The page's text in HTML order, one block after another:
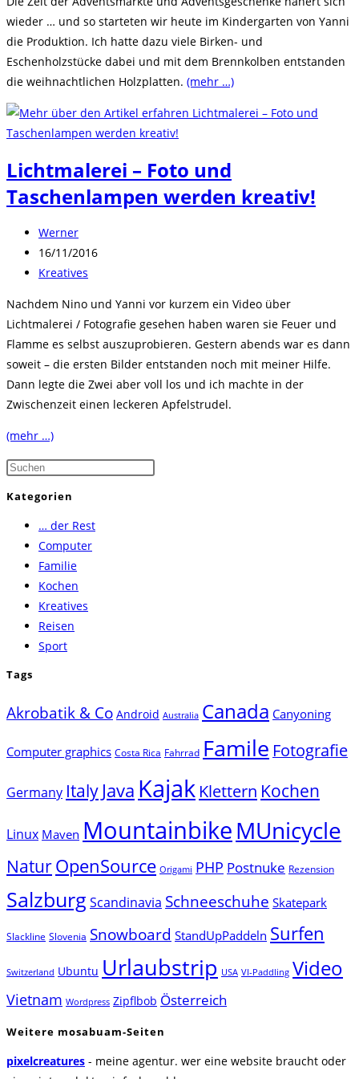
wieder … und so starteten wir heute im Kindergarten von Yanni
die Produktion. Ich hatte dazu viele Birken- und
Eschenholzstücke dabei und mit dem Brennkolben entstanden
die weihnachtlichen Holzplatten. (mehr …)
Lichtmalerei – Foto und
Taschenlampen werden kreativ!
Beitrags-
Autor:
Werner
Beitrag
veröffentlicht:
16/11/2016
Beitrags-
Kreatives
Nachdem Nino und Yanni vor kurzem ein Video über
Lichtmalerei / Fotografie gesehen haben waren sie Feuer und
Flamme es selbst auszuprobieren. Gestern abends war es dann
soweit – die ersten Bilder entstanden noch mit meiner Hilfe.
Dann legte die Zwei aber voll los und ich machte in der
Zwischenzeit einen leckeren Apfelstrudel.
(mehr …)
Kategorien
… der Rest
Computer
Familie
Kochen
Kreatives
Reisen
Sport
Tags
Akrobatik & Co Android Australia Canada Canyoning
Computer graphics Costa Rica Fahrrad Famile Fotografie
Germany Italy Java Kajak Klettern Kochen
Linux Maven MountainbikeMUnicycle
NaturOpenSource Origami PHP Postnuke Rezension
SalzburgScandinavia Schneeschuhe Skatepark
Slackline Slovenia Snowboard StandUpPaddeln Surfen
Switzerland Ubuntu Urlaubstrip USA VI-Paddling Video
Vietnam Wordpress Zipflbob Österreich
Weitere mosabuam-Seiten
pixelcreatures - meine agentur. wer eine website braucht oder